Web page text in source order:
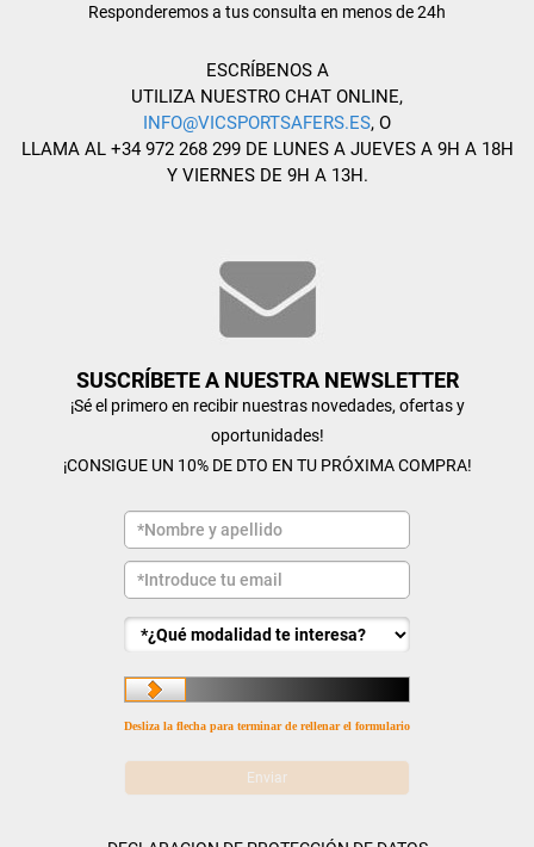
Responderemos a tus consulta en menos de 24h
ESCRÍBENOS A
UTILIZA NUESTRO CHAT ONLINE,
INFO@VICSPORTSAFERS.ES, O
LLAMA AL +34 972 268 299 DE LUNES A JUEVES A 9H A 18H
Y VIERNES DE 9H A 13H.
SUSCRÍBETE A NUESTRA NEWSLETTER
¡Sé el primero en recibir nuestras novedades, ofertas y
oportunidades!
¡CONSIGUE UN 10% DE DTO EN TU PRÓXIMA COMPRA!
Desliza la flecha para terminar de rellenar el formulario